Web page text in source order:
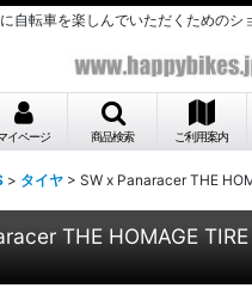
自転車を楽しんでいただくためのシ
イページ 商品検索 ご利用案内
> タイヤ > SW x Panaracer THE
THE HOMAGE